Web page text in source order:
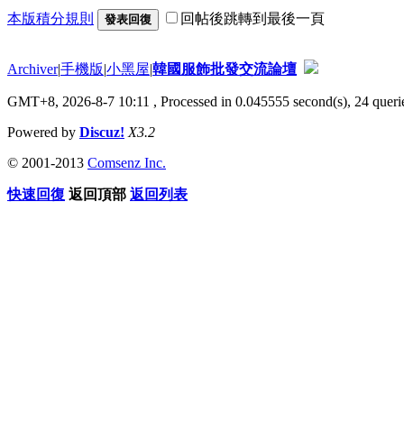
本版積分規則 發表回復 回帖後跳轉到最後一頁
Archiver|手機版|小黑屋|韓國服飾批發交流論壇
GMT+8, 2026-8-7 10:11 , Processed in 0.045555 second(s), 24
Powered by Discuz! X3.2
© 2001-2013 Comsenz Inc.
快速回復 返回頂部 返回列表